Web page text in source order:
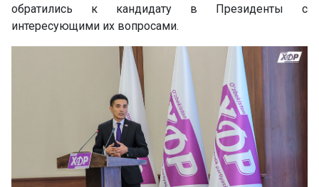
обратились к кандидату в Президенты с
интересующими их вопросами.